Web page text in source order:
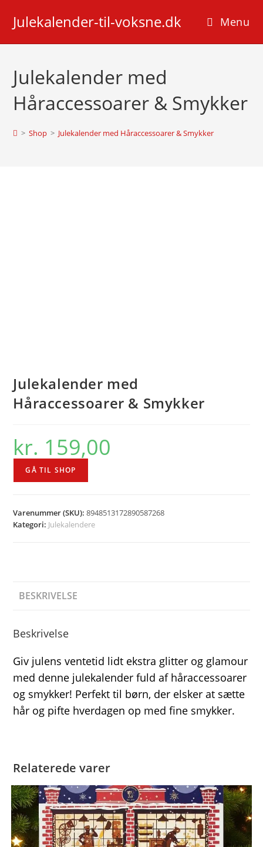
content
Julekalender-til-voksne.dk Menu
Julekalender med
Håraccessoarer & Smykker
> Shop > Julekalender med Håraccessoarer & Smykker
Julekalender med
Håraccessoarer & Smykker
kr. 159,00
GÅ TIL SHOP
Varenummer (SKU):8948513172890587268
Kategori: Julekalendere
BESKRIVELSE
Beskrivelse
Giv julens ventetid lidt ekstra glitter og glamour
med denne julekalender fuld af håraccessoarer
og smykker! Perfekt til børn, der elsker at sætte
hår og pifte hverdagen op med fine smykker.
Relaterede varer